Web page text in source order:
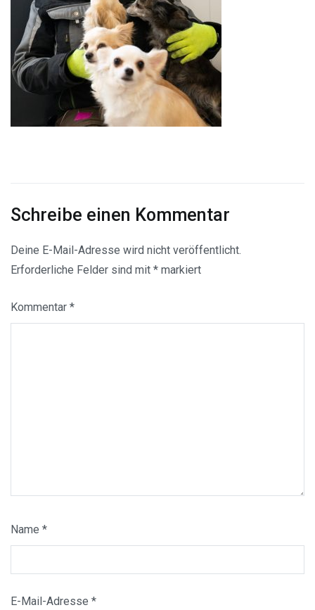
Schreibe einen Kommentar
Deine E-Mail-Adresse wird nicht veröffentlicht.
Erforderliche Felder sind mit * markiert
Kommentar *
Name *
E-Mail-Adresse *